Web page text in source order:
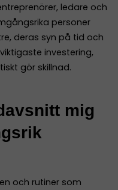
ledare och
personer
deras syn på tid och
investering,
gör skillnad.
mig
och rutiner som